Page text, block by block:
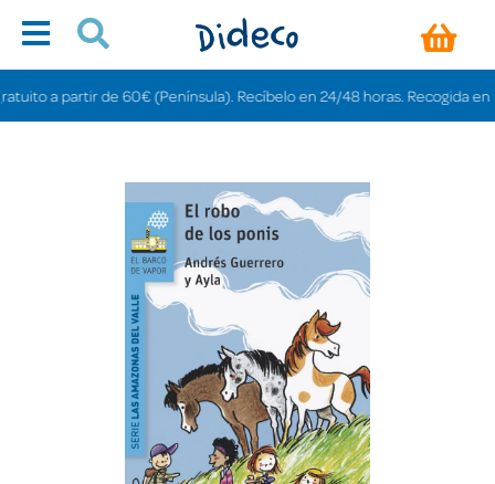
a partir de 60€ (Península). Recíbelo en 24/48 horas. Recogida en